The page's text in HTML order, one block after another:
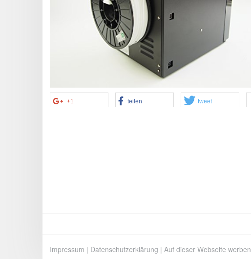
+1 teilen tweet
Impressum | Datenschutzerklärung | Auf dieser Webseite werben